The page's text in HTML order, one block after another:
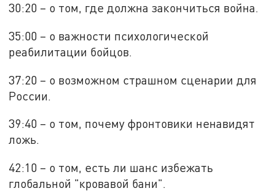
30:20 – о том, где должна закончиться война.
35:00 – о важности психологической
реабилитации бойцов.
37:20 – о возможном страшном сценарии для
России.
39:40 – о том, почему фронтовики ненавидят
ложь.
42:10 – о том, есть ли шанс избежать
глобальной "кровавой бани".